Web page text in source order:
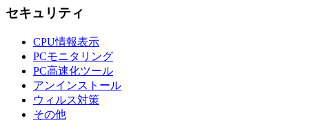
セキュリティ
CPU情報表示
PCモニタリング
PC高速化ツール
アンインストール
ウィルス対策
その他